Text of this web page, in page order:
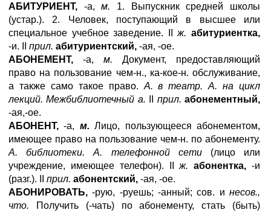
АБИТУРИЕНТ, -а,м. 1. Выпускник средней школы
(устар.). 2. Человек, поступающий в высшее или
специальное учебное заведение. IIж. абитуриентка,
-и. II прил. абитуриентский, -ая, -ое.
АБОНЕМЕНТ, -а, м. Документ, предоставляющий
право на пользование чем-н., ка-кое-н. обслуживание,
а также само такое право. А. в театр. А. на цикл
лекций. Межбиблиотечный а.
прил. абонементный,
-ая,-ое.
АБОНЕНТ, -а, м. Лицо, пользующееся абонементом,
имеющее право на пользование чем-н. по абонементу.
А. библиотеки. А. телефонной сети(лицо или
учреждение, имеющее телефон). IIж. абонентка, -и
(разг.). II прил. абонентский, -ая, -ое.
АБОНИРОВАТЬ, -рую, -руешь; -анный; сов. и несов.,
что. Получить (-чать) по абонементу, стать (быть)